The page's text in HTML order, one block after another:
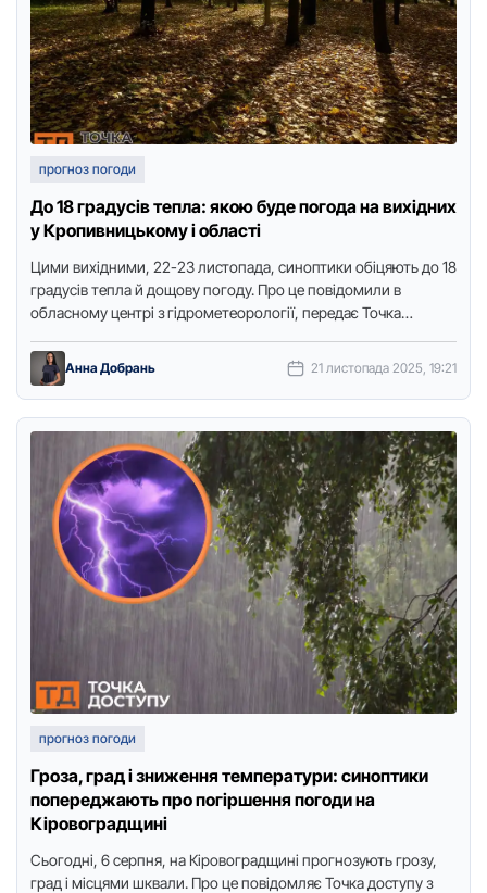
прогноз погоди
До 18 градусів тепла: якою буде погода на вихідних
у Кропивницькому і області
Цими вихідними, 22-23 листопада, синоптики обіцяють до 18
градусів тепла й дощову погоду. Про це повідомили в
обласному центрі з гідрометеорології, передає Точка
Анна Добрань 21 листопада 2025, 19:21
прогноз погоди
Гроза, град і зниження температури: синоптики
попереджають про погіршення погоди на
Кіровоградщині
Сьогодні, 6 серпня, на Кіровоградщині прогнозують грозу,
град і місцями шквали. Про це повідомляє Точка доступу з